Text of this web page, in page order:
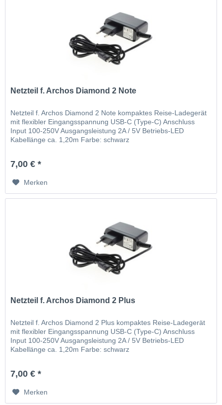
Netzteil f. Archos Diamond 2 Note
Netzteil f. Archos Diamond 2 Note kompaktes Reise-Ladegerät
mit flexibler Eingangsspannung USB-C (Type-C) Anschluss
Input 100-250V Ausgangsleistung 2A / 5V Betriebs-LED
Kabellänge ca. 1,20m Farbe: schwarz
7,00 € *
Merken
Netzteil f. Archos Diamond 2 Plus
Netzteil f. Archos Diamond 2 Plus kompaktes Reise-Ladegerät
mit flexibler Eingangsspannung USB-C (Type-C) Anschluss
Input 100-250V Ausgangsleistung 2A / 5V Betriebs-LED
Kabellänge ca. 1,20m Farbe: schwarz
7,00 € *
Merken